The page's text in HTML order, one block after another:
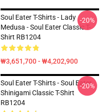
Soul Eater T-Shirts - Lady
Medusa - Soul Eater Classic T-
Shirt RB1204
₩3,651,700 - ₩4,202,900
-20%
Soul Eater T-Shirts - Soul Eater
Shinigami Classic T-Shirt
RB1204
-20%